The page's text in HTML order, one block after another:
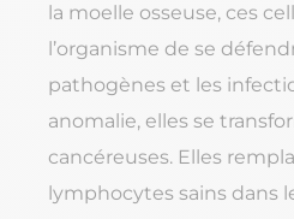
la moelle osseuse, ces
l’organisme de se
pathogènes et les
anomalie, elles se
cancéreuses. Elles
lymphocytes sains dans